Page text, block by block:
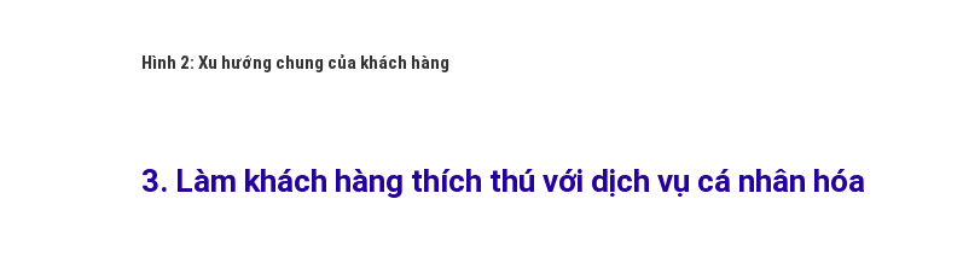
Hình 2: Xu hướng chung của khách hàng
3. Làm khách hàng thích thú với dịch vụ cá nhân hóa